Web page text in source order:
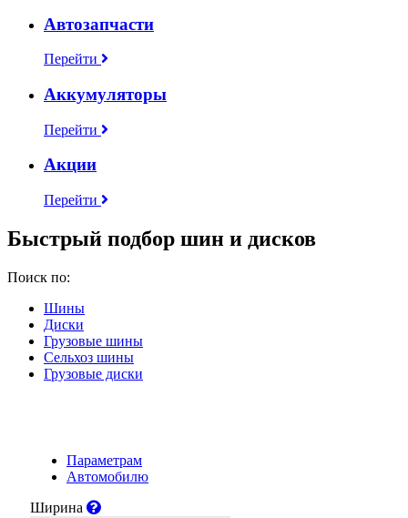
Автозапчасти
Перейти
Аккумуляторы
Перейти
Акции
Перейти
Быстрый подбор шин и дисков
Поиск по:
Шины
Диски
Грузовые шины
Сельхоз шины
Грузовые диски
Параметрам
Автомобилю
Ширина